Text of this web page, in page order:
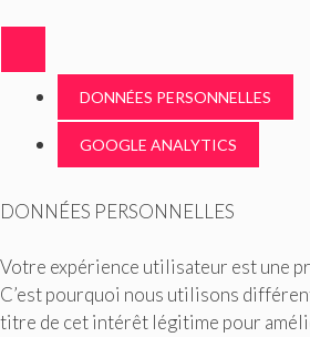
DONNÉES PERSONNELLES
GOOGLE ANALYTICS
DONNÉES PERSONNELLES
Votre expérience utilisateur est une
C’est pourquoi nous utilisons
titre de cet intérêt légitime pour